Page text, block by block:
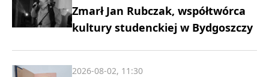
Zmarł Jan Rubczak, współtwórca
kultury studenckiej w Bydgoszczy
2026-08-02, 11:30